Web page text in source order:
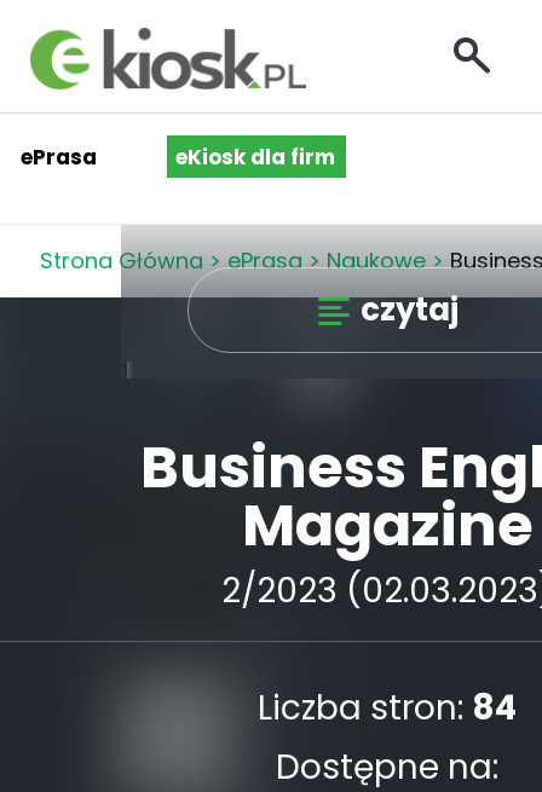
ePrasa eKiosk dla firm
Strona Główna > ePrasa > Naukowe >
czytaj
Business
Magazine
2/2023
Liczba stron: 84
Dostępne na: